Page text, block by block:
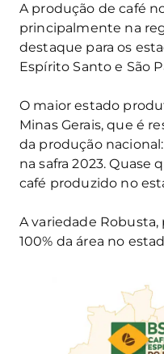
A produção de café
principalmente na
destaque para os
Espírito Santo e São
O maior estado
Minas Gerais, que é
da produção
na safra 2023. Quase
café produzido no
A variedade
100% da área no